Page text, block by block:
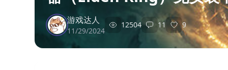
游戏达人
11/29/2024
12504 11 9